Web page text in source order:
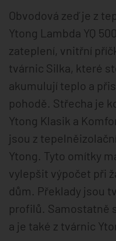
Obvodová zeď je z
Ytong Lambda YQ
zateplení, vnitřní
tvárnic Silka, které
akumulují teplo a
pohodě. Střecha je
Ytong Klasik a
jsou z
Ytong. Tyto omítky
vylepšit výpočet při
dům. Překlady jsou
profilů. Samostatně
a je také z tvárnic